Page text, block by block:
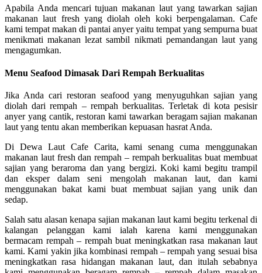
Apabila Anda mencari tujuan makanan laut yang tawarkan sajian
makanan laut fresh yang diolah oleh koki berpengalaman. Cafe
kami tempat makan di pantai anyer yaitu tempat yang sempurna buat
menikmati makanan lezat sambil nikmati pemandangan laut yang
mengagumkan.
Menu Seafood Dimasak Dari Rempah Berkualitas
Jika Anda cari restoran seafood yang menyuguhkan sajian yang
diolah dari rempah – rempah berkualitas. Terletak di kota pesisir
anyer yang cantik, restoran kami tawarkan beragam sajian makanan
laut yang tentu akan memberikan kepuasan hasrat Anda.
Di Dewa Laut Cafe Carita, kami senang cuma menggunakan
makanan laut fresh dan rempah – rempah berkualitas buat membuat
sajian yang beraroma dan yang bergizi. Koki kami begitu trampil
dan eksper dalam seni mengolah makanan laut, dan kami
menggunakan bakat kami buat membuat sajian yang unik dan
sedap.
Salah satu alasan kenapa sajian makanan laut kami begitu terkenal di
kalangan pelanggan kami ialah karena kami menggunakan
bermacam rempah – rempah buat meningkatkan rasa makanan laut
kami. Kami yakin jika kombinasi rempah – rempah yang sesuai bisa
meningkatkan rasa hidangan makanan laut, dan itulah sebabnya